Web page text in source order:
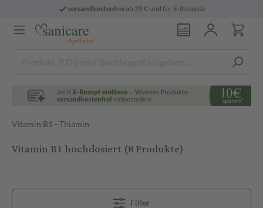
€ und für E-Rezepte persönliche
Vitamin B1 - Thiamin
Vitamin B1 hochdosiert(8 Produkte)
Filter